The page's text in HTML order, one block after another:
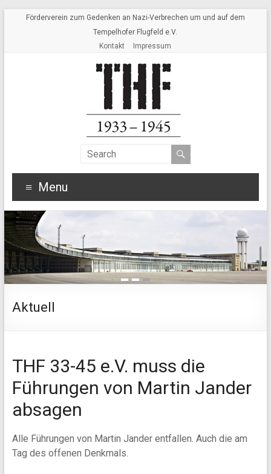
Förderverein zum Gedenken an Nazi-Verbrechen um und auf dem
Tempelhofer Flugfeld e.V.
Kontakt
Impressum
Menu
1 2 3
Aktuell
THF 33-45 e.V. muss die
Führungen von Martin Jander
absagen
Alle Führungen von Martin Jander entfallen. Auch die am
Tag des offenen Denkmals.